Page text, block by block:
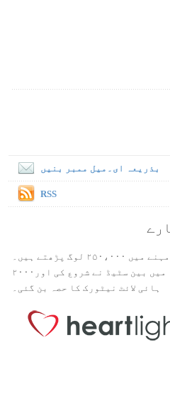
بذریعہ ای۔میل ممبر بنیں
RSS
آج کی آیت موجودہ دور میں ہر مہنے میں ۲۵۰،۰۰۰ لوگ پڑھتے ہیں۔
ورس آف دا ڈے ڈاٹ کام ۱۹۹۸ میں بین سٹیڈ نے شروع کی اور۲۰۰۰
ہائی لائٹ نیٹورک کا حصہ بن گئی۔